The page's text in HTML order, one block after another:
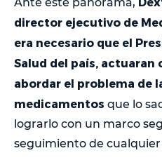
Ante este panorama,
director ejecutivo de
era necesario que el
Salud del país, actuaran
abordar el problema de
medicamentos que lo
lograrlo con un marco
seguimiento de